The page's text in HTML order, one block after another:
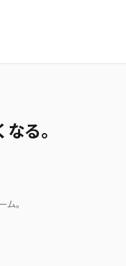
る。
ム。